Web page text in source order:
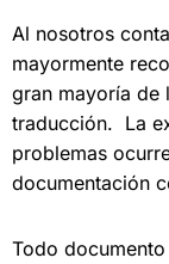
Al nosotros
mayormente
gran mayoría de
traducción. La
problemas
documentación
Todo